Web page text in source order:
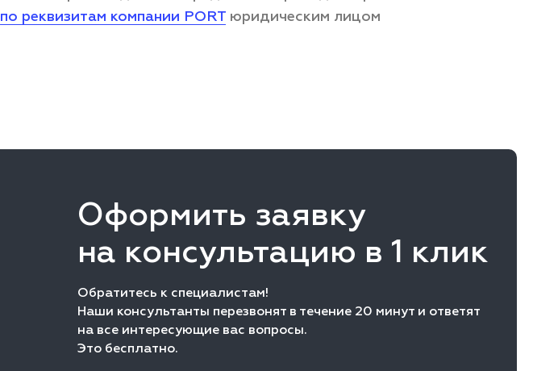
по реквизитам компании PORTюридическим лицом
Оформить заявку
на консультацию в 1 клик
Обратитесь к специалистам!
Наши консультанты перезвонят в течение 20 минут и ответят
на все интересующие вас вопросы.
Это бесплатно.